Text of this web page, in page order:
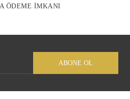
ÖDEME İMKANI
ABONE OL